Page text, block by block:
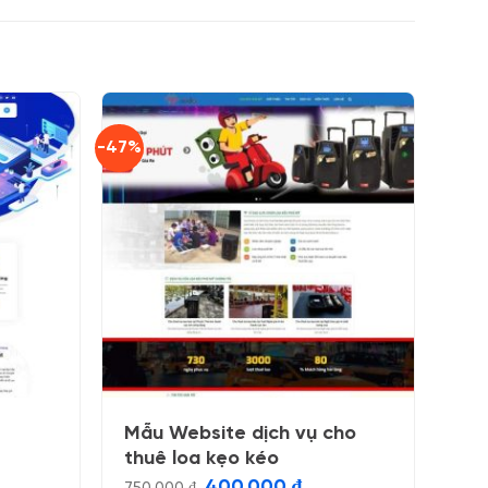
-47%
Mẫu Website dịch vụ cho
thuê loa kẹo kéo
Giá
Giá